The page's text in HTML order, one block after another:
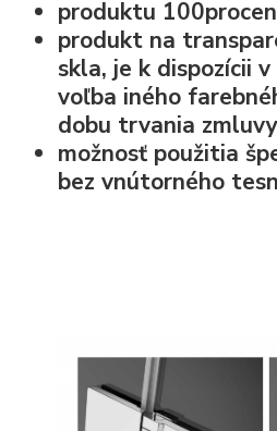
produktu
produkt na
skla, je k dispozícii
voľba iného
dobu trvania
možnosť použitia
bez vnútorného